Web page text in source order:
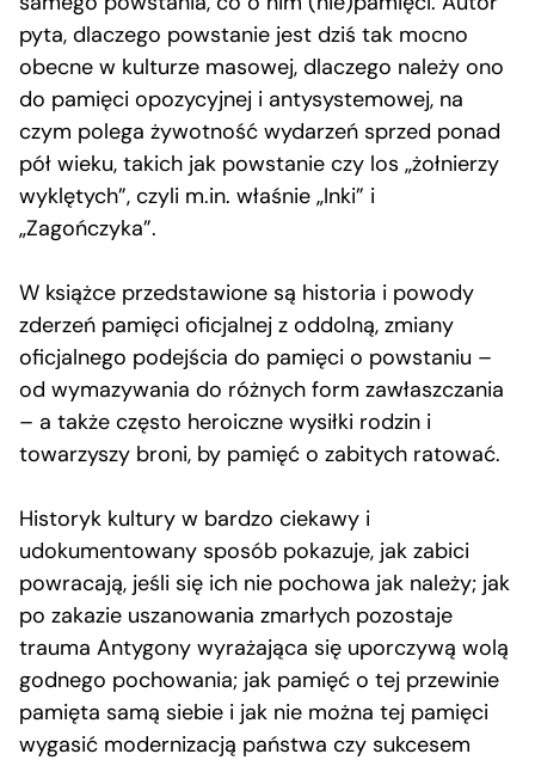
pyta, dlaczego powstanie jest dziś tak mocno
obecne w kulturze masowej, dlaczego należy ono
do pamięci opozycyjnej i antysystemowej, na
czym polega żywotność wydarzeń sprzed ponad
pół wieku, takich jak powstanie czy los „żołnierzy
wyklętych”, czyli m.in. właśnie „Inki” i
„Zagończyka”.
W książce przedstawione są historia i powody
zderzeń pamięci oficjalnej z oddolną, zmiany
oficjalnego podejścia do pamięci o powstaniu –
od wymazywania do różnych form zawłaszczania
– a także często heroiczne wysiłki rodzin i
towarzyszy broni, by pamięć o zabitych ratować.
Historyk kultury w bardzo ciekawy i
udokumentowany sposób pokazuje, jak zabici
powracają, jeśli się ich nie pochowa jak należy; jak
po zakazie uszanowania zmarłych pozostaje
trauma Antygony wyrażająca się uporczywą wolą
godnego pochowania; jak pamięć o tej przewinie
pamięta samą siebie i jak nie można tej pamięci
wygasić modernizacją państwa czy sukcesem